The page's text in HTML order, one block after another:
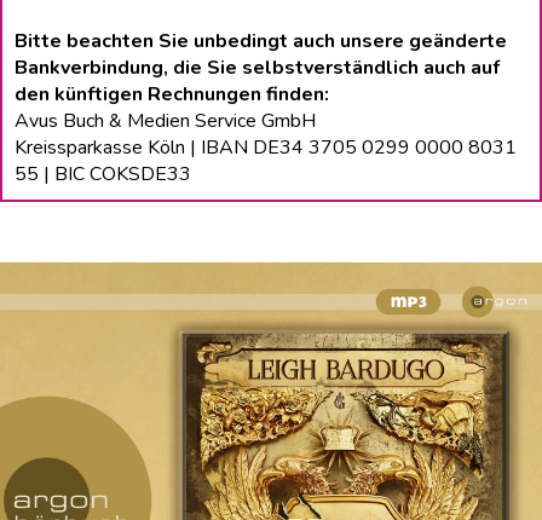
Bitte beachten Sie unbedingt auch unsere geänderte
Bankverbindung, die Sie selbstverständlich auch auf
den künftigen Rechnungen finden:
Avus Buch & Medien Service GmbH
Kreissparkasse Köln | IBAN DE34 3705 0299 0000 8031
55 | BIC COKSDE33